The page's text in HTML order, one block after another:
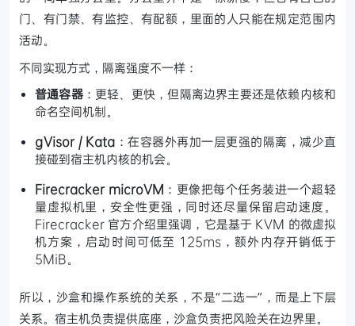
门、有门禁、有监控、有配额，里面的人只能在规定范围内
活动。
不同实现方式，隔离强度不一样：
普通容器：更轻、更快，但隔离边界主要还是依赖内核和
命名空间机制。
gVisor / Kata ：在容器外再加一层更强的隔离，减少直
接碰到宿主机内核的机会。
Firecracker microVM ：更像把每个任务装进一个超轻
量虚拟机里，安全性更强，同时还尽量保留启动速度。
Firecracker 官方介绍里强调，它是基于 KVM 的微虚拟
机方案，启动时间可低至 125ms，额外内存开销低于
5MiB。
所以，沙盒和操作系统的关系，不是“二选一”，而是上下层
关系。宿主机负责提供底座，沙盒负责把风险关在边界里。